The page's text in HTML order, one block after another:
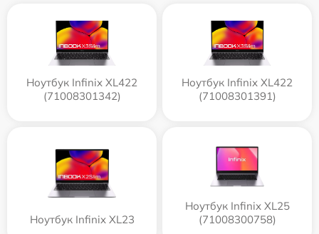
Ноутбук Infinix XL422
(71008301342)
Ноутбук Infinix XL422
(71008301391)
Ноутбук Infinix XL23
Ноутбук Infinix XL25
(71008300758)